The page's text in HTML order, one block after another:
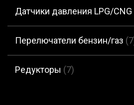
Датчики давления LPG/CNG
Перелючатели бензин/газ
Редукторы (7)